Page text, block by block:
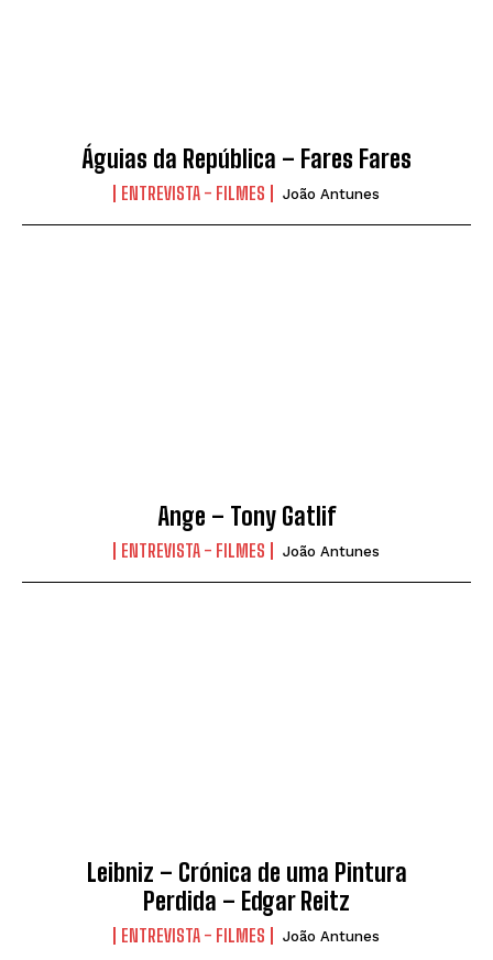
Águias da República – Fares Fares
ENTREVISTA - FILMES João Antunes
Ange – Tony Gatlif
ENTREVISTA - FILMES João Antunes
Leibniz – Crónica de uma Pintura
Perdida – Edgar Reitz
ENTREVISTA - FILMES João Antunes